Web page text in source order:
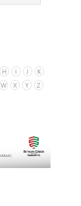
H I J
K
W X Y Z